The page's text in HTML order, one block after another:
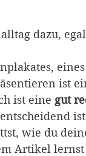
dazu,
ist
ist eine gut
wie du
Artikel